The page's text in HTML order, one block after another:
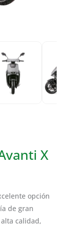
X
opción
de gran
calidad,